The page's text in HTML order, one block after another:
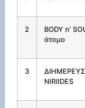
2 ΒΟDY n’
άτομο
3
NIRIIDES